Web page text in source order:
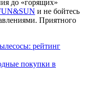
до «горящих»
и не бойтесь
Приятного
рейтинг
покупки в